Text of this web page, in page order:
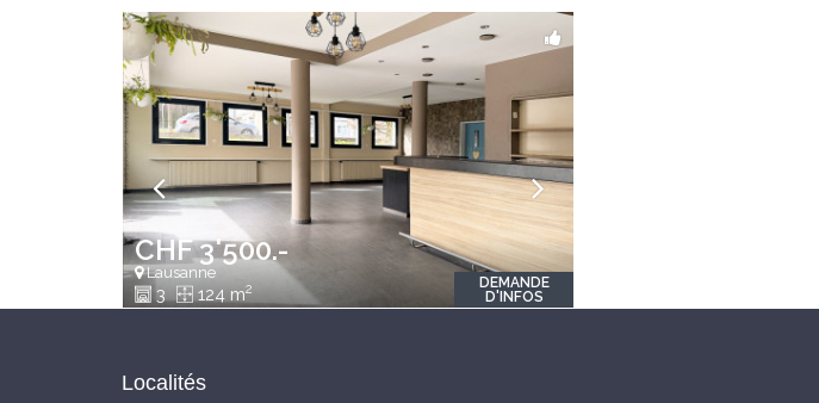
CHF 3'500.-
Lausanne
3 124 m2
DEMANDE
D'INFOS
Localités